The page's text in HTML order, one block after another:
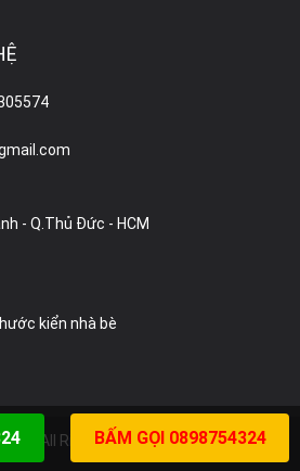
- Q.Thủ Đức - HCM
kiển nhà bè
All Rights Reserved.
BẤM GỌI 0898754324